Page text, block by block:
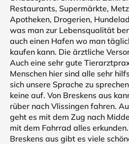
Restaurants, Supermärkte,
Apotheken, Drogerien,
was man zur Lebensqualität
auch einen Hafen wo man
kaufen kann. Die ärztliche
Auch eine sehr gute
Menschen hier sind alle sehr
sich unsere Sprache zu
keine auf. Von Breskens aus
rüber nach Vlissingen fahren.
geht es mit dem Zug nach
mit dem Fahrrad alles
Breskens aus gibt es viele